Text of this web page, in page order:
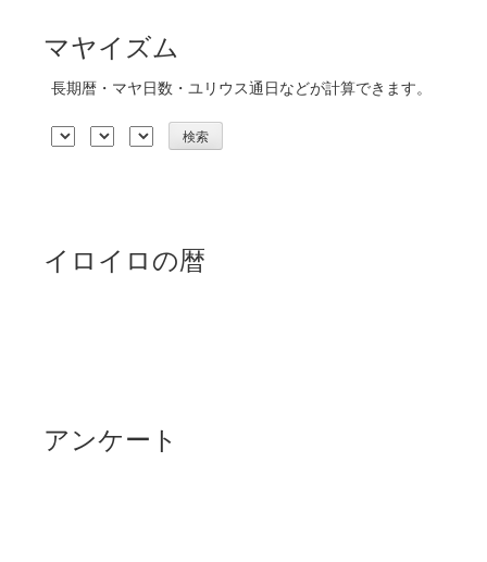
マヤイズム
長期暦・マヤ日数・ユリウス通日などが計算できます。
イロイロの暦
アンケート